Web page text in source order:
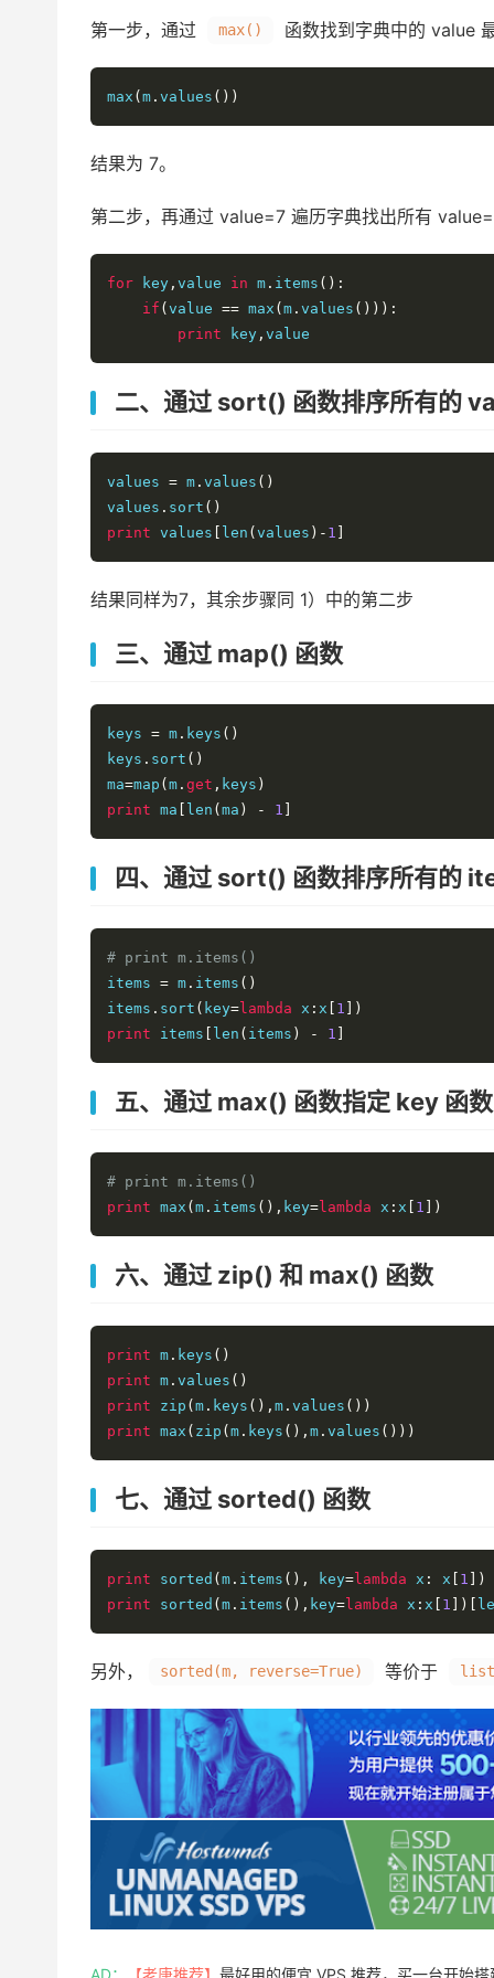
第一步，通过 max() 函数找到字典中的 value 最
max ( m . values ())
结果为 7。
第二步，再通过 value=7 遍历字典找出所有
for key , value in m . items ():
if ( value == max ( m . values ())):
print key , value
二、通过 sort() 函数排序所有的
values = m . values ()
values . sort ()
print values len ( values )- 1
结果同样为7，其余步骤同 1）中的第二步
三、通过 map() 函数
keys = m . keys ()
keys . sort ()
ma=map ( m . get , keys )
print ma len ( ma ) - 1
四、通过 sort() 函数排序所有的
# print m.items()
items = m . items ()
items . sort ( key= lambda x : x 1 ])
print items len ( items ) - 1
五、通过 max() 函数指定 key 函数
# print m.items()
print max ( m . items (), key= lambda x : x 1 ])
六、通过 zip() 和 max() 函数
print m . keys ()
print m . values ()
print zip ( m . keys (), m . values ())
print max ( zip ( m . keys (), m . values ()))
七、通过 sorted() 函数
print sorted ( m . items (), key= lambda x : x 1 ])
print sorted ( m . items (), key= lambda x : x 1 ])[
另外， sorted(m, reverse=True) 等价于
AD： 【老唐推荐】 最好用的便宜 VPS 推荐，买一台开始搭